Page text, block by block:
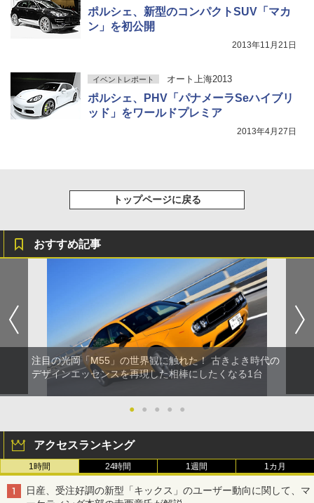
ポルシェ、新型のコンパクトSUV「マカ
ン」を初公開
2013年11月21日
イベントレポート オート上海2013
ポルシェ、PHV「パナメーラSeハイブリ
ッド」をワールドプレミア
2013年4月27日
トップページに戻る
おすすめ記事
注目の光岡「M55」の世界観に触れた！ 古きよき時代の
デザインエッセンスを再現した相棒にしたくなる1台
● ● ● ● ●
アクセスランキング
1時間 24時間 1週間 1カ月
日産、受注好調の新型「キックス」のユーザー動向に関して、マ